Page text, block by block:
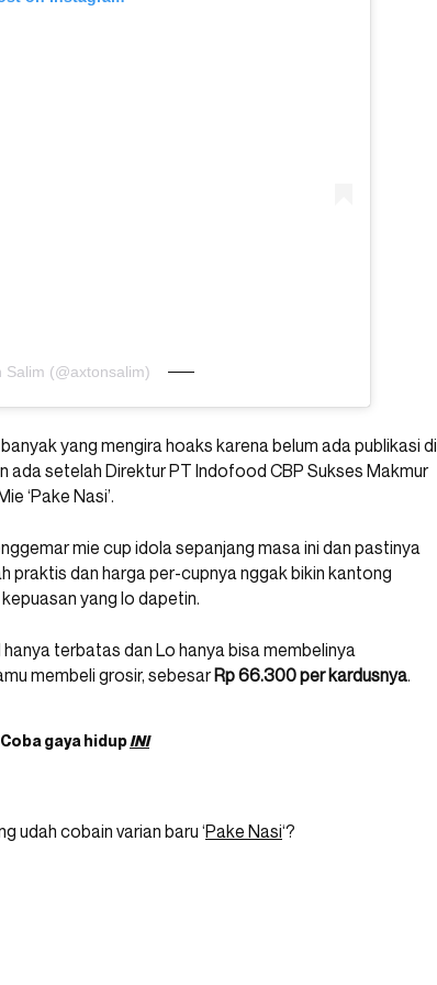
Salim (@axtonsalim)
yang mengira hoaks karena belum ada publikasi di
ada setelah Direktur PT Indofood CBP Sukses Makmur
‘Pake Nasi’.
mie cup idola sepanjang masa ini dan pastinya
praktis dan harga per-cupnya nggak bikin kantong
yang lo dapetin.
hanya terbatas dan Lo hanya bisa membelinya
membeli grosir, sebesarRp 66.300 per kardusnya.
gaya hidupINI
udah cobain varian baru ‘Pake Nasi‘?